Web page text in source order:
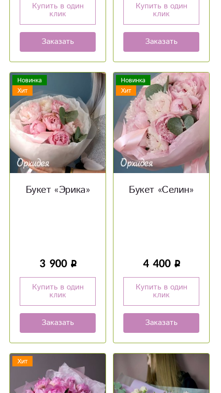
Купить в один
клик
Заказать
Купить в один
клик
Заказать
Новинка
Хит
Букет «‎Эрика»‎
3 900
Купить в один
клик
Заказать
Новинка
Хит
Букет «‎Селин»‎
4 400
Купить в один
клик
Заказать
Хит